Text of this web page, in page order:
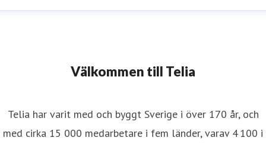
Välkommen till Telia
Telia har varit med och byggt Sverige i över 170 år, och
med cirka 15 000 medarbetare i fem länder, varav 4 100 i